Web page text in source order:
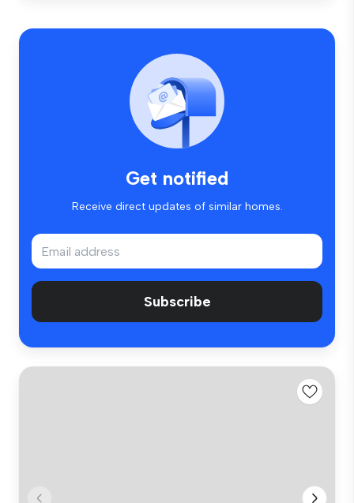
Get notified
Receive direct updates of similar homes.
Subscribe